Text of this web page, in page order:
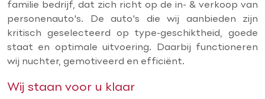
familie bedrijf, dat zich richt op de in- & verkoop van
personenauto's. De auto's die wij aanbieden zijn
kritisch geselecteerd op type-geschiktheid, goede
staat en optimale uitvoering. Daarbij functioneren
wij nuchter, gemotiveerd en efficiënt.
Wij staan voor u klaar